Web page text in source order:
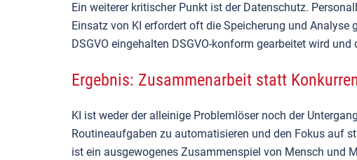
Ein weiterer kritischer Punkt ist der Datenschutz.
Einsatz von KI erfordert oft die Speicherung und
DSGVO eingehalten DSGVO-konform gearbeitet wird
Ergebnis: Zusammenarbeit statt
KI ist weder der alleinige Problemlöser noch der
Routineaufgaben zu automatisieren und den Fokus auf
ist ein ausgewogenes Zusammenspiel von Mensch und